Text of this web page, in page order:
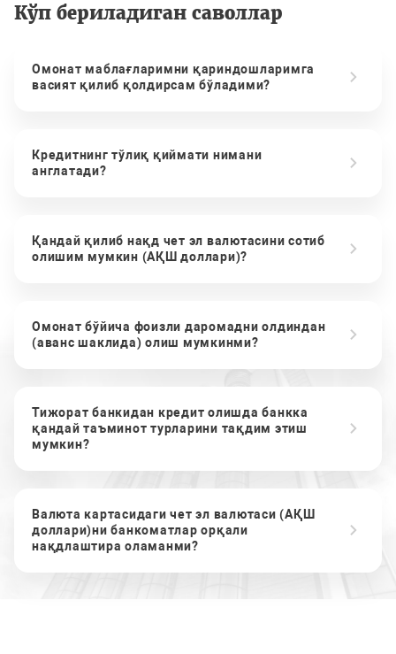
Кўп бериладиган саволлар
Омонат маблағларимни қариндошларимга
васият қилиб қолдирсам бўладими?
Кредитнинг тўлиқ қиймати нимани
англатади?
Қандай қилиб нақд чет эл валютасини сотиб
олишим мумкин (АҚШ доллари)?
Омонат бўйича фоизли даромадни олдиндан
(аванс шаклида) олиш мумкинми?
Тижорат банкидан кредит олишда банкка
қандай таъминот турларини тақдим этиш
мумкин?
Валюта картасидаги чет эл валютаси (АҚШ
доллари)ни банкоматлар орқали
нақдлаштира оламанми?